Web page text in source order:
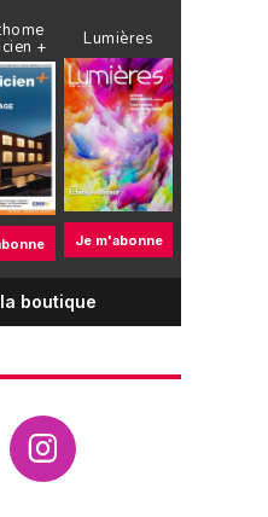
+ Lumières
Je m'abonne
boutique